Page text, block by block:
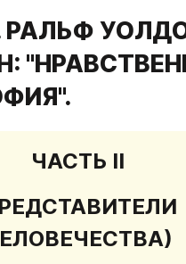
РАЛЬФ
ЧАСТЬ II